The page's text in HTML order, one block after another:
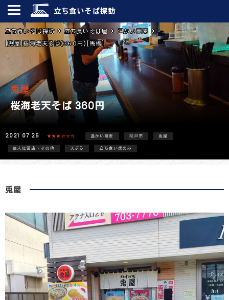
立ち食いそば探訪
立ち食いそば探訪 立ち食いそば屋
温かい蕎麦
[兎屋]桜海老天そば(360円)[馬橋]
兎屋
桜海老天そば 360円
2021 07 25 ★★★☆☆☆ 温かい蕎麦 松戸市 兎屋
個人経営店・その他 天ぷら 立ち食い席のみ
兎屋